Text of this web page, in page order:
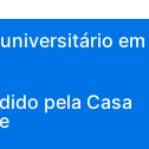
em
pela Casa